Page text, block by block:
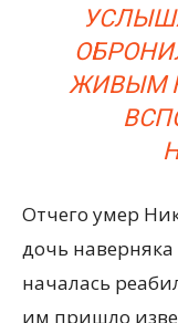
ЖИВЫМ
Отчего умер
дочь наверняка
началась
им пришло